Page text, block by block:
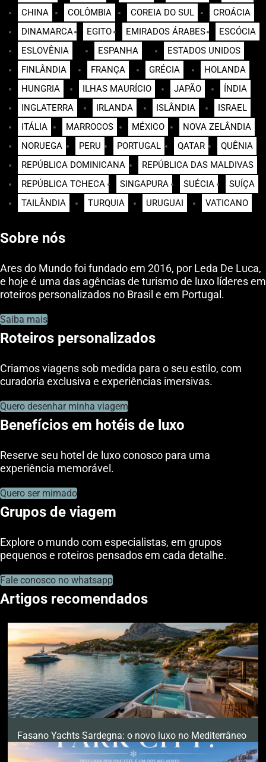
CHINA
COLÔMBIA COREIA DO SUL
CROÁCIA
DINAMARCA
EGITO EMIRADOS ÁRABES
ESCÓCIA
ESLOVÊNIA
ESPANHA
ESTADOS UNIDOS
FINLÂNDIA
FRANÇA GRÉCIA
HOLANDA
HUNGRIA
ILHAS MAURÍCIO JAPÃO
ÍNDIA
INGLATERRA
IRLANDA ISLÂNDIA
ISRAEL
ITÁLIA
MARROCOS MÉXICO
NOVA ZELÂNDIA
NORUEGA
PERU PORTUGAL QATAR
QUÊNIA
REPÚBLICA DOMINICANA
REPÚBLICA DAS MALDIVAS
REPÚBLICA TCHECA
SINGAPURA SUÉCIA
SUÍÇA
TAILÂNDIA
TURQUIA URUGUAI VATICANO
Sobre nós
Ares do Mundo foi fundado em 2016, por Leda De Luca,
e hoje é uma das agências de turismo de luxo líderes em
roteiros personalizados no Brasil e em Portugal.
Saiba mais
Roteiros personalizados
Criamos viagens sob medida para o seu estilo, com
curadoria exclusiva e experiências imersivas.
Quero desenhar minha viagem
Benefícios em hotéis de luxo
Reserve seu hotel de luxo conosco para uma
experiência memorável.
Quero ser mimado
Grupos de viagem
Explore o mundo com especialistas, em grupos
pequenos e roteiros pensados em cada detalhe.
Fale conosco no whatsapp
Artigos recomendados
Fasano Yachts Sardegna: o novo luxo no Mediterrâneo